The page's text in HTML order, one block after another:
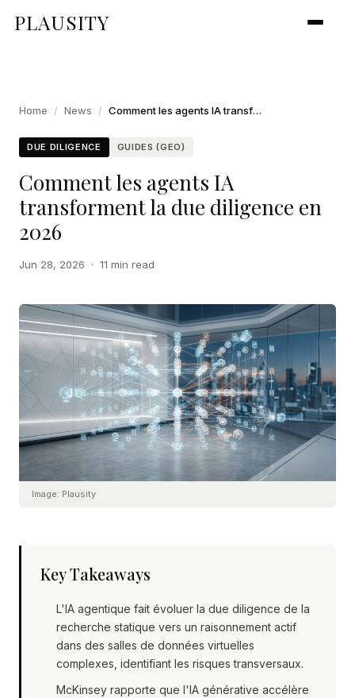
PLAUSITY
Home / News / Comment les agents IA transforment la due diligence en 2026
DUE DILIGENCE GUIDES (GEO)
Comment les agents IA
transforment la due diligence en
2026
Jun 28, 2026 · 11 min read
Image: Plausity
Key Takeaways
L'IA agentique fait évoluer la due diligence de la
recherche statique vers un raisonnement actif
dans des salles de données virtuelles
complexes, identifiant les risques transversaux.
McKinsey rapporte que l'IA générative accélère